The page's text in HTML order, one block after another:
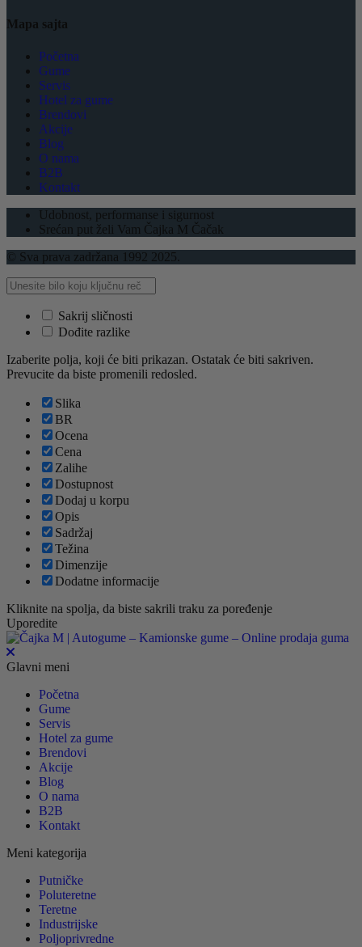
Mapa sajta
Početna
Gume
Servis
Hotel za gume
Brendovi
Akcije
Blog
O nama
B2B
Kontakt
Udobnost, performanse i sigurnost
Srećan put želi Vam Čajka M Čačak
© Sva prava zadržana 1992 2025.
Sakrij sličnosti
Dođite razlike
Izaberite polja, koji će biti prikazan. Ostatak će biti sakriven.
Prevucite da biste promenili redosled.
Slika
BR
Ocena
Cena
Zalihe
Dostupnost
Dodaj u korpu
Opis
Sadržaj
Težina
Dimenzije
Dodatne informacije
Kliknite na spolja, da biste sakrili traku za poređenje
Uporedite
Glavni meni
Početna
Gume
Servis
Hotel za gume
Brendovi
Akcije
Blog
O nama
B2B
Kontakt
Meni kategorija
Putničke
Poluteretne
Teretne
Industrijske
Poljoprivredne